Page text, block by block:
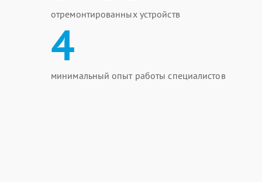
отремонтированных устройств
4
минимальный опыт работы специалистов